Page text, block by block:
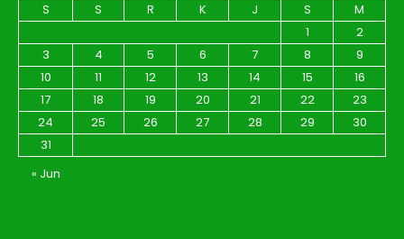
S
S R K J S
M
1
2
3
4 5 6 7 8
9
10
11 12 13 14 15
16
17
18 19 20 21 22
23
24
25 26 27 28 29
30
31
« Jun